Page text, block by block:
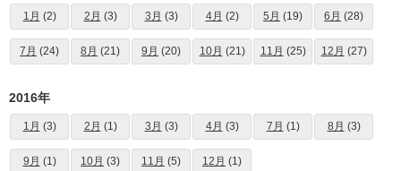
1月 (2) 2月 (3) 3月 (3) 4月 (2) 5月 (19) 6月 (28)
7月 (24) 8月 (21) 9月 (20) 10月 (21) 11月 (25) 12月 (27)
2016年
1月 (3) 2月 (1) 3月 (3) 4月 (3) 7月 (1) 8月 (3)
9月 (1) 10月 (3) 11月 (5) 12月 (1)